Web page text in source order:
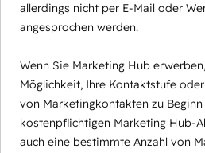
allerdings nicht per E-Mail oder
angesprochen werden.
Wenn Sie Marketing Hub
Möglichkeit, Ihre Kontaktstufe
von Marketingkontakten zu Beginn
kostenpflichtigen Marketing Hub-
auch eine bestimmte Anzahl von